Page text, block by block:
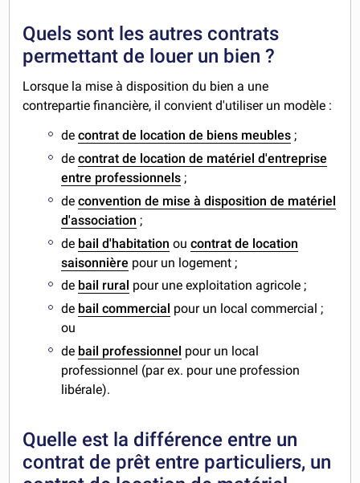
Quels sont les autres contrats
permettant de louer un bien ?
Lorsque la mise à disposition du bien a une
contrepartie financière, il convient d'utiliser un modèle :
de contrat de location de biens meubles ;
decontrat de location de matériel d'entreprise
entre professionnels ;
deconvention de mise à disposition de matériel
d'association ;
de bail d'habitation oucontrat de location
saisonnière pour un logement ;
de bail rural pour une exploitation agricole ;
de bail commercial pour un local commercial ;
ou
de bail professionnel pour un local
professionnel (par ex. pour une profession
libérale).
Quelle est la différence entre un
contrat de prêt entre particuliers, un